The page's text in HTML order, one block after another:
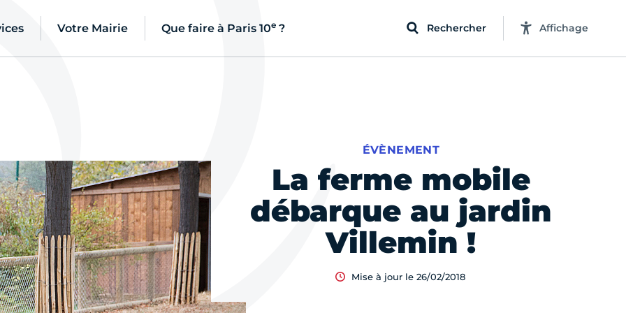
Votre Mairie Que faire à Paris 10e ? Rechercher Affichage
La ferme mobile
débarque au jardin
Villemin !
ÉVÈNEMENT
Mise à jour le 26/02/2018